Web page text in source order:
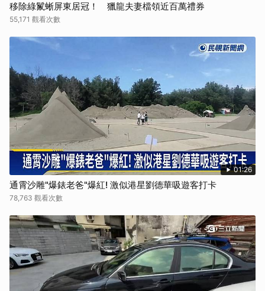
移除綠鬣蜥屏東居冠！ 獵龍夫妻檔領近百萬禮券
55,171 觀看次數
01:26
通霄沙雕"爆錶老爸"爆紅! 激似港星劉德華吸遊客打卡
78,763 觀看次數